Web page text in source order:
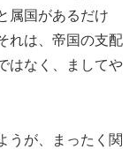
属国があるだけ
れは、帝国の支配
はなく、ましてや
うが、まったく関